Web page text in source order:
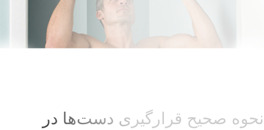
قرارگیری دست‌ها در